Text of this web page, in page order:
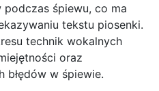
podczas śpiewu, co ma
tekstu piosenki.
technik wokalnych
oraz
błędów w śpiewie.